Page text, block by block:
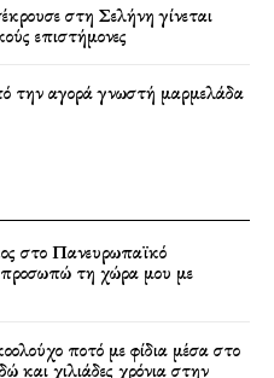
στη Σελήνη γίνεται
επιστήμονες
αγορά γνωστή μαρμελάδα
στο Πανευρωπαϊκό
τη χώρα μου με
ποτό με φίδια μέσα στο
και χιλιάδες χρόνια στην